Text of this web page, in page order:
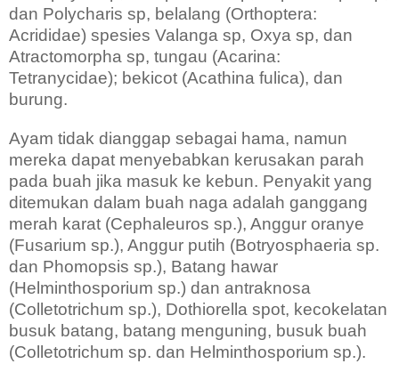
dan Polycharis sp, belalang (Orthoptera:
Acrididae) spesies Valanga sp, Oxya sp, dan
Atractomorpha sp, tungau (Acarina:
Tetranycidae); bekicot (Acathina fulica), dan
burung.
Ayam tidak dianggap sebagai hama, namun
mereka dapat menyebabkan kerusakan parah
pada buah jika masuk ke kebun. Penyakit yang
ditemukan dalam buah naga adalah ganggang
merah karat (Cephaleuros sp.), Anggur oranye
(Fusarium sp.), Anggur putih (Botryosphaeria sp.
dan Phomopsis sp.), Batang hawar
(Helminthosporium sp.) dan antraknosa
(Colletotrichum sp.), Dothiorella spot, kecokelatan
busuk batang, batang menguning, busuk buah
(Colletotrichum sp. dan Helminthosporium sp.).